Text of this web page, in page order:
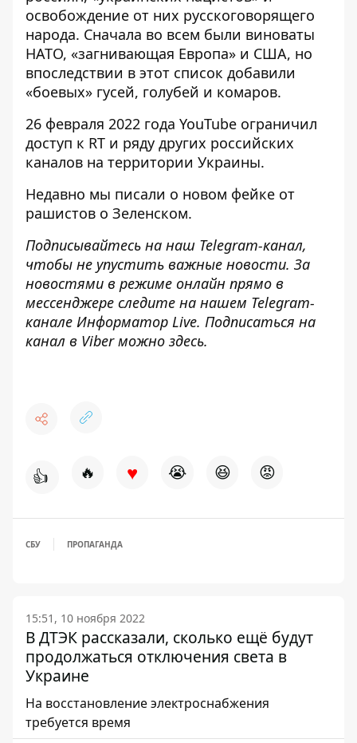
освобождение от них русскоговорящего
народа. Сначала во всем были виноваты
НАТО, «загнивающая Европа» и США, но
впоследствии в этот список добавили
«боевых» гусей, голубей и комаров.
26 февраля 2022 года YouTube ограничил
доступ к RT и ряду других российских
каналов на территории Украины.
Недавно мы писали о новом фейке от
рашистов о Зеленском.
Подписывайтесь на наш Telegram-канал,
чтобы не упустить важные новости. За
новостями в режиме онлайн прямо в
мессенджере следите на нашем Telegram-
канале Информатор Live. Подписаться на
канал в Viber можно здесь.
👍 🔥 ♥ 😭 😆 😡
СБУ ПРОПАГАНДА
15:51, 10 ноября 2022
В ДТЭК рассказали, сколько ещё будут
продолжаться отключения света в
Украине
На восстановление электроснабжения
требуется время